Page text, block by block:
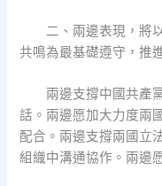
二、兩邊表現，將
共鳴為最基礎遵守，推
兩邊支撐中國共產
話。兩邊愿加大力度兩
配合。兩邊支撐兩國立
組織中溝通協作。兩邊